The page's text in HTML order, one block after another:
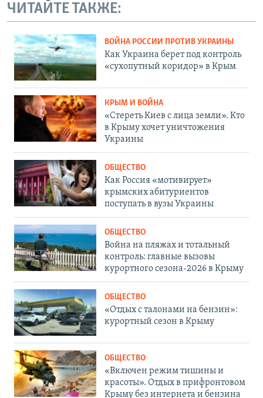
ЧИТАЙТЕ ТАКЖЕ:
ВОЙНА РОССИИ ПРОТИВ УКРАИНЫ
Как Украина берет под контроль
«сухопутный коридор» в Крым
КРЫМ И ВОЙНА
«Стереть Киев с лица земли». Кто
в Крыму хочет уничтожения
Украины
ОБЩЕСТВО
Как Россия «мотивирует»
крымских абитуриентов
поступать в вузы Украины
ОБЩЕСТВО
Война на пляжах и тотальный
контроль: главные вызовы
курортного сезона-2026 в Крыму
ОБЩЕСТВО
«Отдых с талонами на бензин»:
курортный сезон в Крыму
ОБЩЕСТВО
«Включен режим тишины и
красоты». Отдых в прифронтовом
Крыму без интернета и бензина